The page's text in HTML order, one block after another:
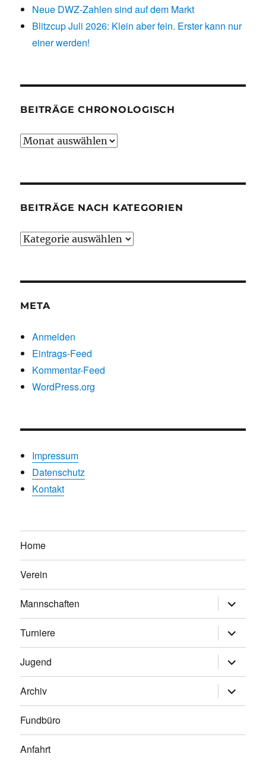
Neue DWZ-Zahlen sind auf dem Markt
Blitzcup Juli 2026: Klein aber fein. Erster kann nur
einer werden!
BEITRÄGE CHRONOLOGISCH
Beiträge
BEITRÄGE NACH KATEGORIEN
Beiträge
META
Anmelden
Eintrags-Feed
Kommentar-Feed
WordPress.org
Impressum
Datenschutz
Kontakt
Home
Verein
Mannschaften
anzeigen
Turniere
anzeigen
Jugend
anzeigen
Archiv
anzeigen
Fundbüro
Anfahrt